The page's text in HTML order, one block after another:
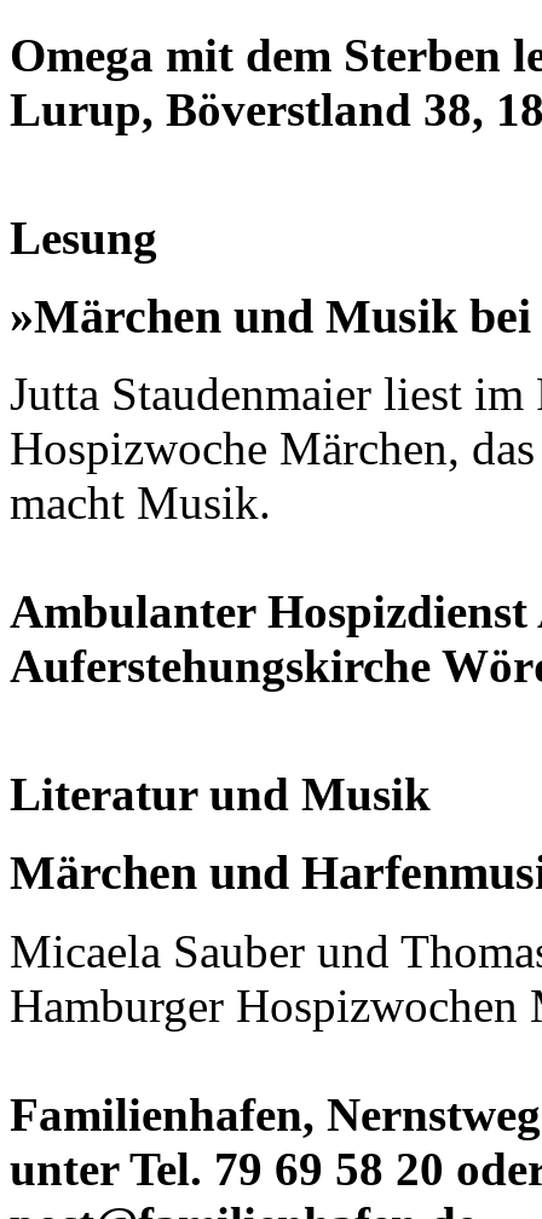
Omega mit dem Sterben
Lurup, Böverstland 38,
Lesung
»Märchen und Musik bei
Jutta Staudenmaier liest
Hospizwoche Märchen,
macht Musik.
Ambulanter Hospizdienst
Auferstehungskirche
Literatur und Musik
Märchen und
Micaela Sauber und
Hamburger
Familienhafen,
unter Tel. 79 69 58 20